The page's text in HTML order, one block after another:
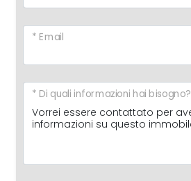
* Email
* Di quali informazioni hai bisogno?